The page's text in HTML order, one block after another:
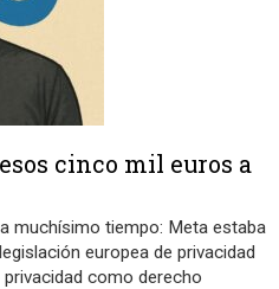
cinco mil euros a
muchísimo tiempo: Meta estaba
europea de privacidad
como derecho